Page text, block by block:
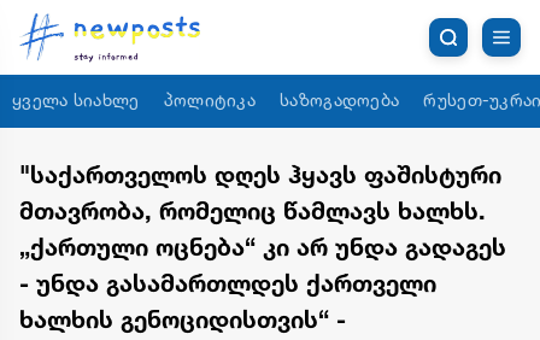
ყველა სიახლე პოლიტიკა საზოგადოება რუსეთ-
"საქართველოს დღეს ჰყავს ფაშისტური
მთავრობა, რომელიც წამლავს ხალხს.
„ქართული ოცნება“ კი არ უნდა გადაგეს
- უნდა გასამართლდეს ქართველი
ხალხის გენოციდისთვის“ -